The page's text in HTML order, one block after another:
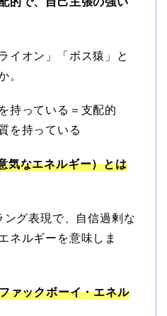
イオン」「ボス猿」と
。
持っている＝支配的
を持っている
気なエネルギー）とは
ング表現で、自信過剰な
ネルギーを意味しま
ァックボーイ・エネル